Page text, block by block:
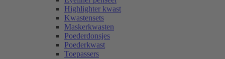
Highlighter kwast
Kwastensets
Maskerkwasten
Poederdonsjes
Poederkwast
Toepassers